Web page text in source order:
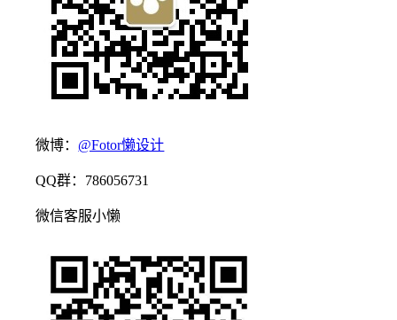
微博： @Fotor懒设计
QQ群：786056731
微信客服小懒